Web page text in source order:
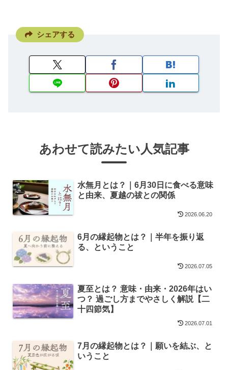
シェアする
あわせて読みたい人気記事
水無月とは？｜6月30日に食べる意味
と由来、夏越の祓との関係
2026.06.20
6月の縁起物とは？｜半年を振り返
る、ということ
2026.07.05
夏至とは？ 意味・由来・2026年はい
つ？ 過ごし方までやさしく解説【二
十四節気】
2026.07.01
7月の縁起物とは？｜願いを結ぶ、と
いうこと